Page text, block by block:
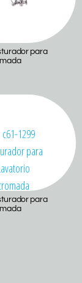
para
para